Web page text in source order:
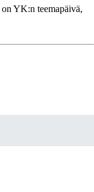
on YK:n teemapäivä,